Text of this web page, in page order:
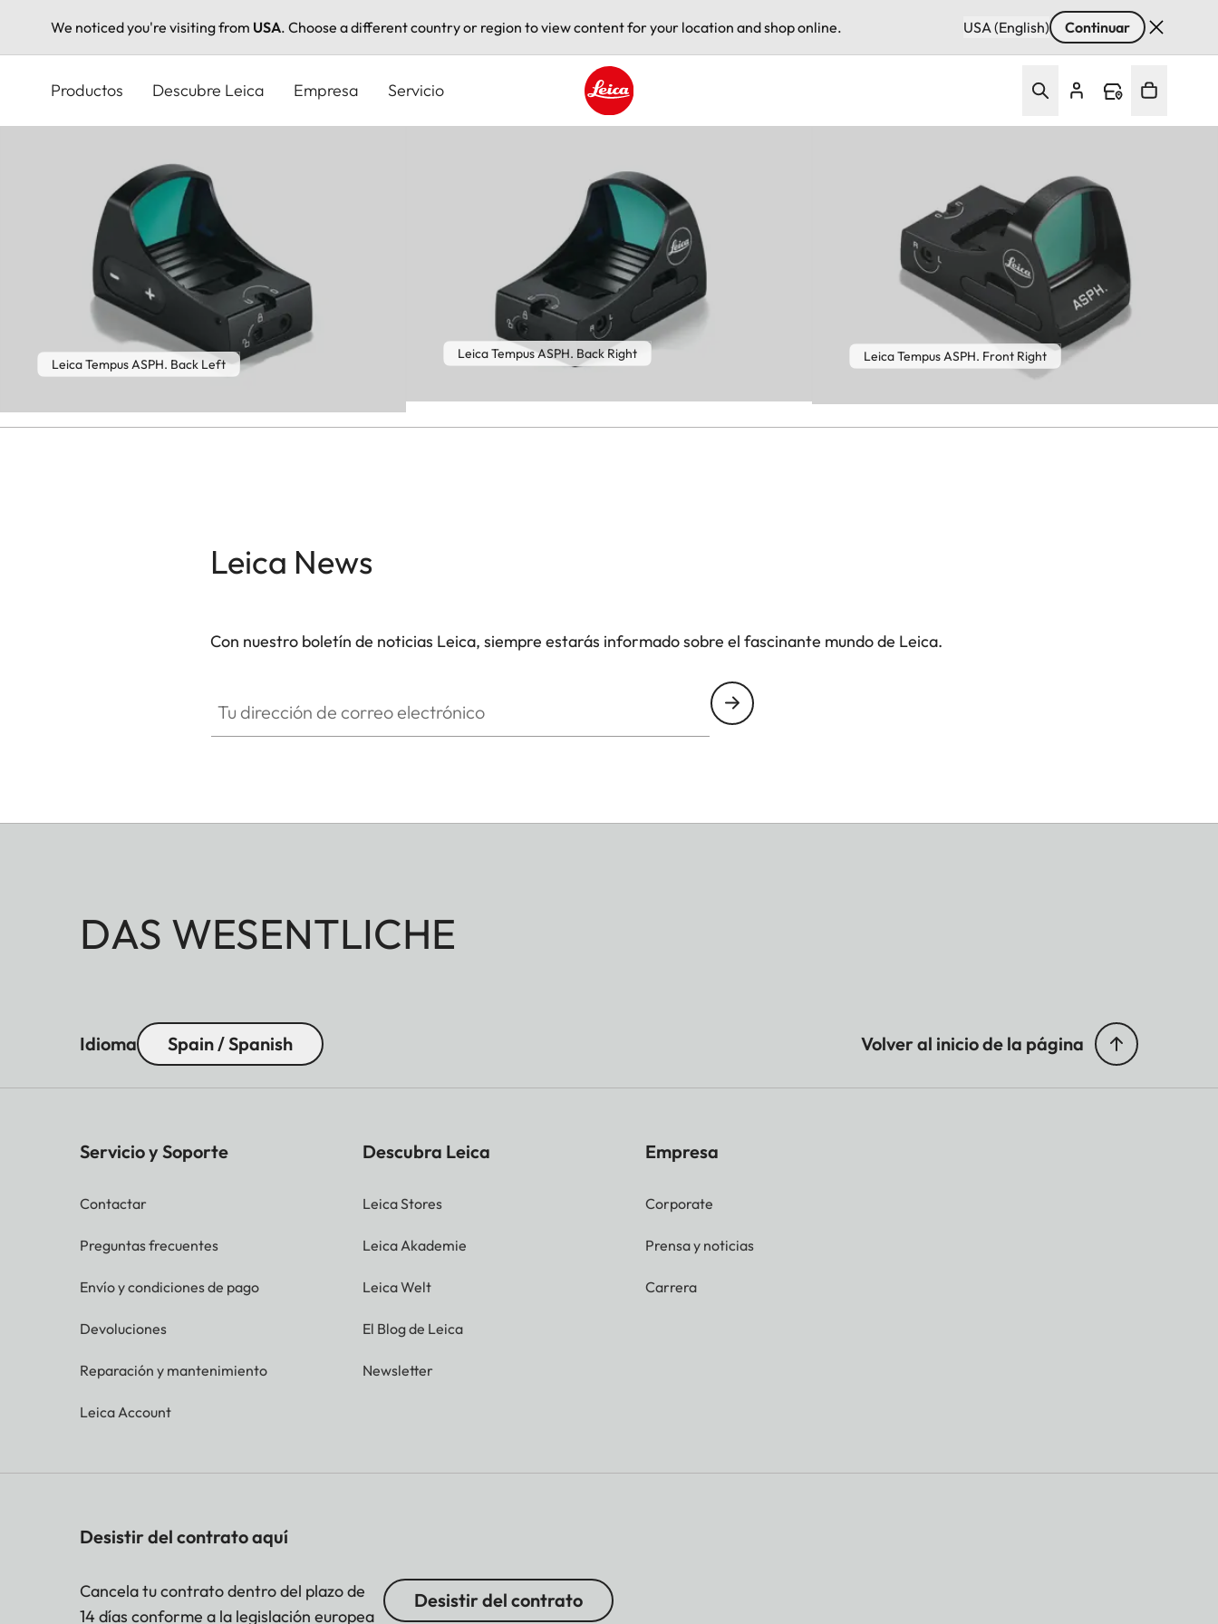
We noticed you're visiting from USA. Choose a different country or region to view content for your location and shop online. USA (English) Continuar
principal
Productos Descubre Leica Empresa Servicio
Leica logo - Home
Leica Tempus ASPH. Back Left
Leica Tempus ASPH. Back Right Leica Tempus ASPH. Front Right
Leica News
Con nuestro boletín de noticias Leica, siempre estarás informado sobre el fascinante mundo de Leica.
DAS WESENTLICHE
Idioma Spain / Spanish Volver al inicio de la página
Servicio y Soporte
Contactar
Preguntas frecuentes
Envío y condiciones de pago
Devoluciones
Reparación y mantenimiento
Leica Account
Descubra Leica
Leica Stores
Leica Akademie
Leica Welt
El Blog de Leica
Newsletter
Empresa
Corporate
Prensa y noticias
Carrera
Desistir del contrato aquí
Cancela tu contrato dentro del plazo de
14 días conforme a la legislación europea
Desistir del contrato